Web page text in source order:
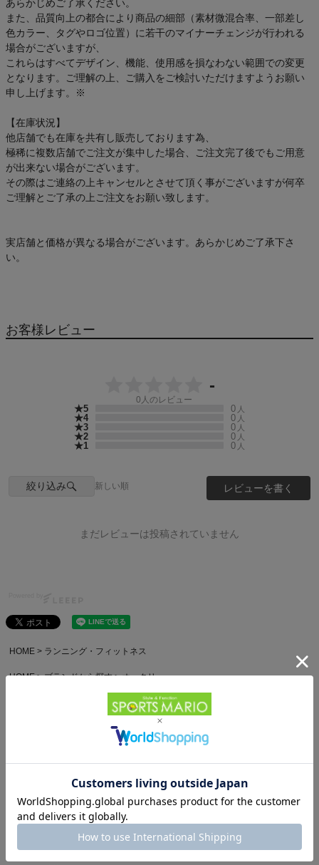
あらかじめご了承ください。
また、品質向上の都合により商品の細部（素材微混合率、一部差し
色カラー、タグやロゴ位置）に若干のマイナーチェンジが行われる
場合がございますが、
これらはすべてデザイン、機能、使用感を損なわない範囲での変更
となります。ご理解の上、ご購入をご検討いただけますようお願い
申し上げます。※
【在庫状況】
他店舗でも在庫を共有し販売しております為、
極稀に複数店舗でご注文が集中した場合、ご注文完了後でもご用意
が出来ない場合がございます。
その際はご連絡の上キャンセルとさせて頂く事がございますが何卒
ご理解とご了承の上ご注文をお願い致します。
実店舗と価格が異なる場合がございます。あらかじめご了承下さ
い。
お客様レビュー
-
0 人のレビュー
★5 0 人
★4 0 人
★3 0 人
★2 0 人
★1 0 人
絞り込み 新しい順 レビューを書く
まだレビューは投稿されていません
HOME ランニング・フィットネス
HOME ブランドから探す
オークリー
アイテムカテゴリから探す メンズスポーツウェア
他のお客様はこちらの商品も見ています